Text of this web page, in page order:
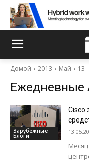
Домой 2013 Май 13
Ежедневные
Зарубежные
Блоги
Cisco